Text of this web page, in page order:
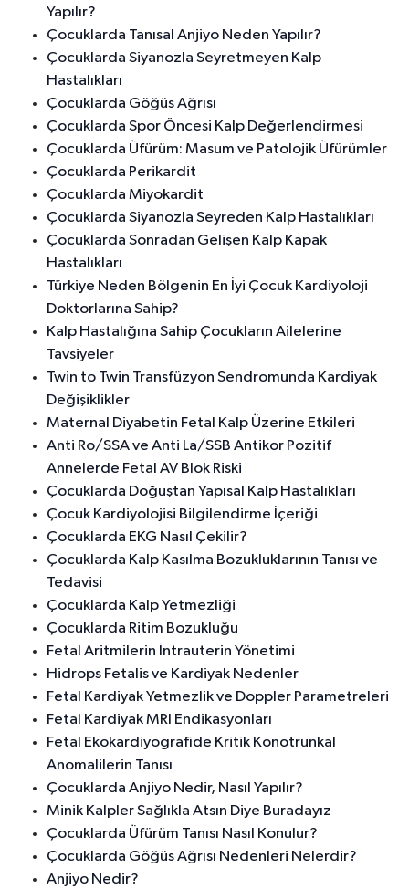
Yapılır?
Çocuklarda Tanısal Anjiyo Neden Yapılır?
Çocuklarda Siyanozla Seyretmeyen Kalp
Hastalıkları
Çocuklarda Göğüs Ağrısı
Çocuklarda Spor Öncesi Kalp Değerlendirmesi
Çocuklarda Üfürüm: Masum ve Patolojik Üfürümler
Çocuklarda Perikardit
Çocuklarda Miyokardit
Çocuklarda Siyanozla Seyreden Kalp Hastalıkları
Çocuklarda Sonradan Gelişen Kalp Kapak
Hastalıkları
Türkiye Neden Bölgenin En İyi Çocuk Kardiyoloji
Doktorlarına Sahip?
Kalp Hastalığına Sahip Çocukların Ailelerine
Tavsiyeler
Twin to Twin Transfüzyon Sendromunda Kardiyak
Değişiklikler
Maternal Diyabetin Fetal Kalp Üzerine Etkileri
Anti Ro/SSA ve Anti La/SSB Antikor Pozitif
Annelerde Fetal AV Blok Riski
Çocuklarda Doğuştan Yapısal Kalp Hastalıkları
Çocuk Kardiyolojisi Bilgilendirme İçeriği
Çocuklarda EKG Nasıl Çekilir?
Çocuklarda Kalp Kasılma Bozukluklarının Tanısı ve
Tedavisi
Çocuklarda Kalp Yetmezliği
Çocuklarda Ritim Bozukluğu
Fetal Aritmilerin İntrauterin Yönetimi
Hidrops Fetalis ve Kardiyak Nedenler
Fetal Kardiyak Yetmezlik ve Doppler Parametreleri
Fetal Kardiyak MRI Endikasyonları
Fetal Ekokardiyografide Kritik Konotrunkal
Anomalilerin Tanısı
Çocuklarda Anjiyo Nedir, Nasıl Yapılır?
Minik Kalpler Sağlıkla Atsın Diye Buradayız
Çocuklarda Üfürüm Tanısı Nasıl Konulur?
Çocuklarda Göğüs Ağrısı Nedenleri Nelerdir?
Anjiyo Nedir?